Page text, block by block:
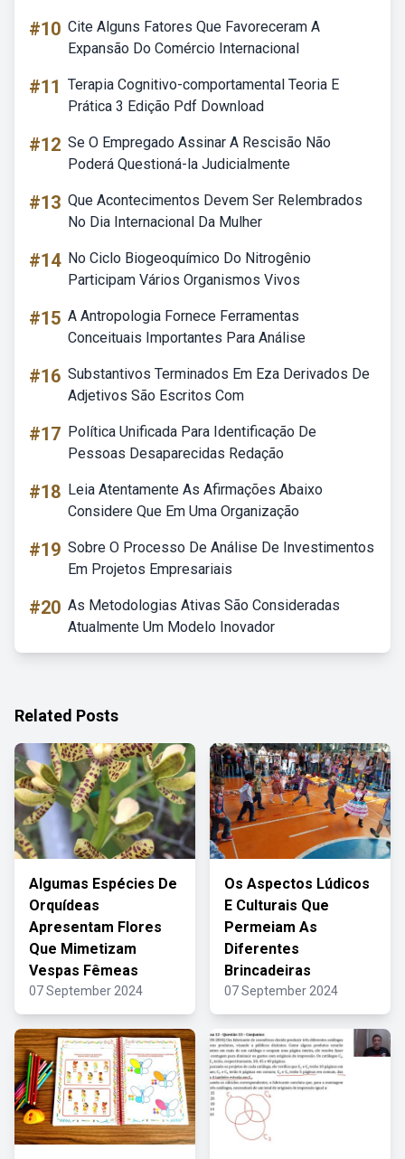
#10 Cite Alguns Fatores Que Favoreceram A
Expansão Do Comércio Internacional
#11 Terapia Cognitivo-comportamental Teoria E
Prática 3 Edição Pdf Download
#12 Se O Empregado Assinar A Rescisão Não
Poderá Questioná-la Judicialmente
#13 Que Acontecimentos Devem Ser Relembrados
No Dia Internacional Da Mulher
#14 No Ciclo Biogeoquímico Do Nitrogênio
Participam Vários Organismos Vivos
#15 A Antropologia Fornece Ferramentas
Conceituais Importantes Para Análise
#16 Substantivos Terminados Em Eza Derivados De
Adjetivos São Escritos Com
#17 Política Unificada Para Identificação De
Pessoas Desaparecidas Redação
#18 Leia Atentamente As Afirmações Abaixo
Considere Que Em Uma Organização
#19 Sobre O Processo De Análise De Investimentos
Em Projetos Empresariais
#20 As Metodologias Ativas São Consideradas
Atualmente Um Modelo Inovador
Related Posts
Algumas Espécies De
Orquídeas
Apresentam Flores
Que Mimetizam
Vespas Fêmeas
07 September 2024
Os Aspectos Lúdicos
E Culturais Que
Permeiam As
Diferentes
Brincadeiras
07 September 2024